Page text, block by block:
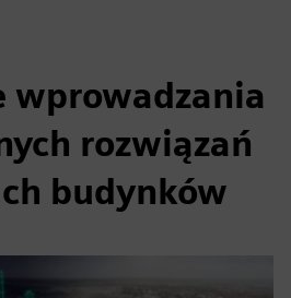
wprowadzania
rozwiązań
budynków